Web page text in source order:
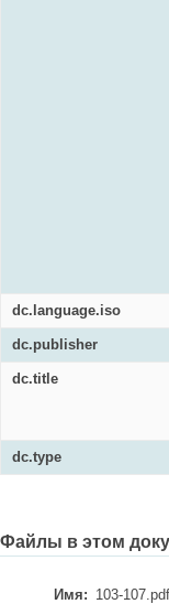
dc.language.iso
dc.publisher
dc.title
dc.type
Файлы в этом
Имя: 103-107.pdf